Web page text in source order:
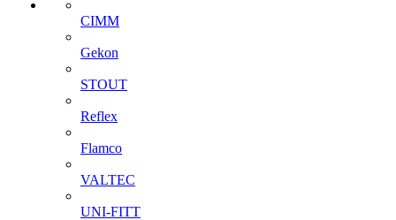
CIMM
Gekon
STOUT
Reflex
Flamco
VALTEC
UNI-FITT